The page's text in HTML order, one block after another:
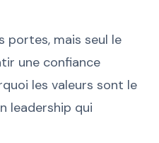
portes, mais seul le
une confiance
les valeurs sont le
leadership qui